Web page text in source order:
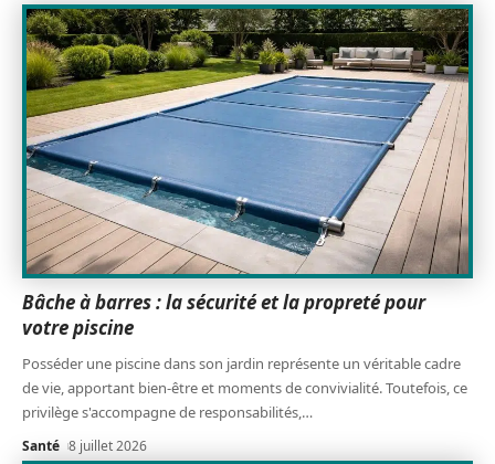
Bâche à barres : la sécurité et la propreté pour
votre piscine
Posséder une piscine dans son jardin représente un véritable cadre
de vie, apportant bien-être et moments de convivialité. Toutefois, ce
privilège s'accompagne de responsabilités,…
Santé 8 juillet 2026